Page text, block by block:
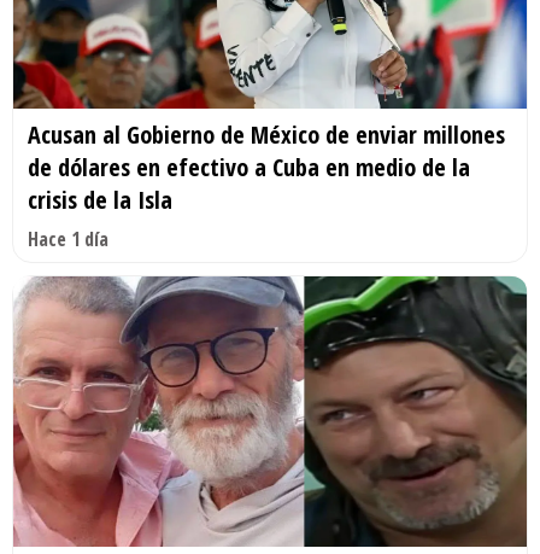
Acusan al Gobierno de México de enviar millones
de dólares en efectivo a Cuba en medio de la
crisis de la Isla
Hace 1 día